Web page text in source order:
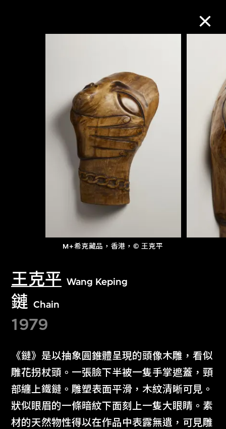
M+希克藏品，香港，© 王克平
王克平 Wang Keping
鏈 Chain
1979
《鏈》是以抽象圓錐體呈現的頭像木雕，看似
雕花拐杖頭。一張臉下半被一隻手掌遮蓋，頸
部纏上鐵鏈。雕塑表面平滑，木紋清晰可見。
狀似眼眉的一條暗紋下面刻上一隻大眼睛。素
材的天然物性得以在作品中表露無遺，可見雕
進一步篩選
關於M+藏品
探索世界頂級的二十及二十一世紀視覺